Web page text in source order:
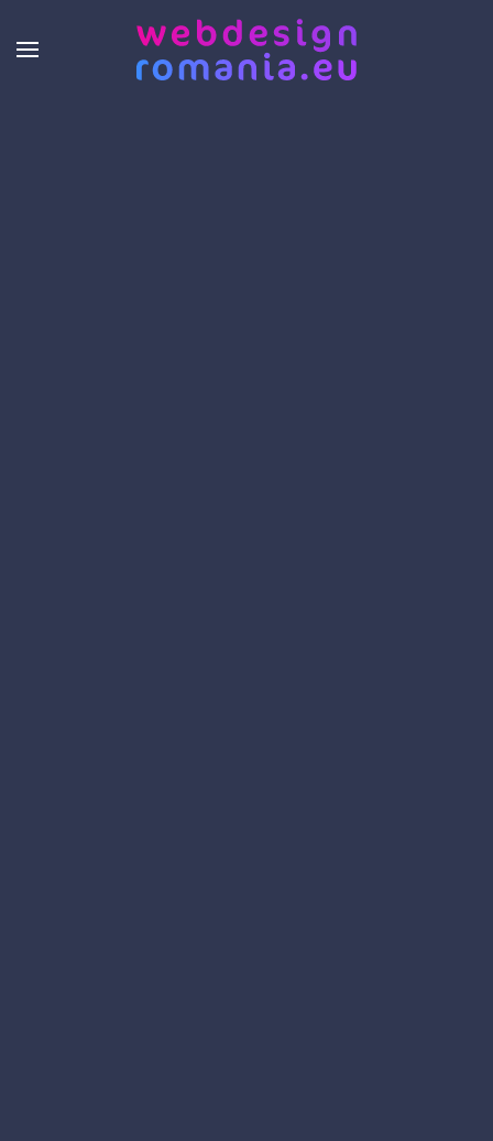
Skip to main content